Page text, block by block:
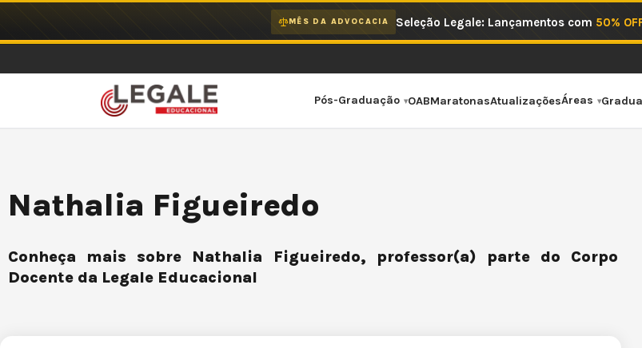
o
MÊS DA ADVOCACIA Seleção Legale: Lançamentos com 50%
Pós-Graduação OABMaratonasAtualizaçõesÁreas
Nathalia Figueiredo
Conheça mais sobre Nathalia Figueiredo, professor(a) parte do Corpo
Docente da Legale Educacional